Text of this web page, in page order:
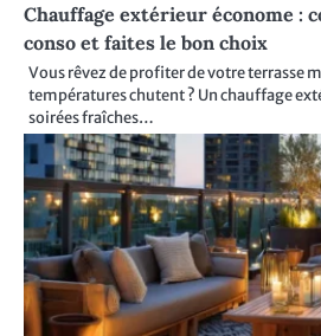
Chauffage extérieur économe :
conso et faites le bon choix
Vous rêvez de profiter de votre terrasse
températures chutent ? Un chauffage
soirées fraîches…